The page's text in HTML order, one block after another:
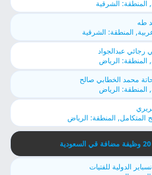
المنطقة: الشرقية
طه
المنطقة: الشرقية
رجائي عبدالجواد
المنطقة: الرياض
محمد الخطابي صالح
المنطقة: الرياض
المتكامل, المنطقة: الرياض
الدولية للفتيات